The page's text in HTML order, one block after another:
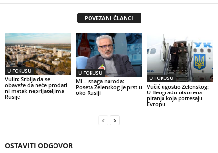
POVEZANI ČLANCI
U FOKUSU
Vulin: Srbija da se
obaveže da neće prodati
ni metak neprijateljima
Rusije
U FOKUSU
Mi – snaga naroda:
Poseta Zelenskog je prst u
oko Rusiji
U FOKUSU
Vučić ugostio Zelenskog:
U Beogradu otvorena
pitanja koja potresaju
Evropu
OSTAVITI ODGOVOR